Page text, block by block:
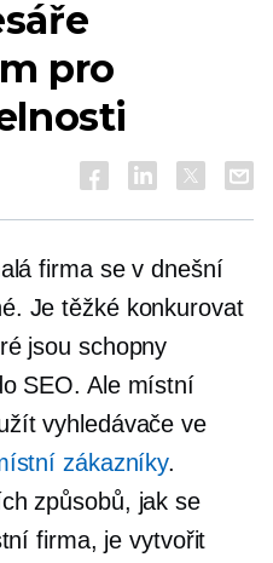
pro
firma se v dnešní
Je těžké konkurovat
jsou schopny
SEO. Ale místní
vyhledávače ve
zákazníky.
způsobů, jak se
firma, je vytvořit